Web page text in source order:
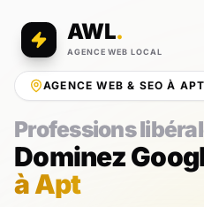
AWL.
AGENCE WEB LOCAL
AGENCE WEB & SEO À APT
Professions
Dominez
à Apt